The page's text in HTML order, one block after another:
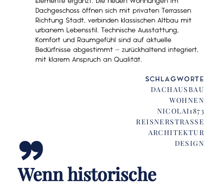
Dachgeschoss öffnen sich mit privaten Terrassen
Richtung Stadt, verbinden klassischen Altbau mit
urbanem Lebensstil. Technische Ausstattung,
Komfort und Raumgefühl sind auf aktuelle
Bedürfnisse abgestimmt – zurückhaltend integriert,
mit klarem Anspruch an Qualität.
SCHLAGWORTE
DACHAUSBAU
WOHNEN
NICOLAI1873
REISNERSTRASSE
ARCHITEKTUR
DESIGN
„
Wenn historische